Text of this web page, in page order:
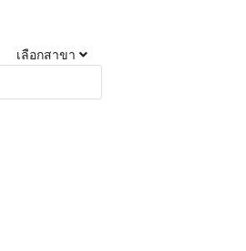
เลือกสาขา